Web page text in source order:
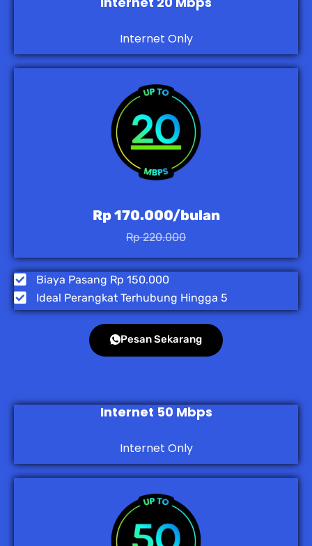
Internet Only
Rp 170.000/bulan
Rp 220.000
Biaya Pasang Rp 150.000
Ideal Perangkat Terhubung Hingga 5
Pesan Sekarang
Internet 50 Mbps
Internet Only